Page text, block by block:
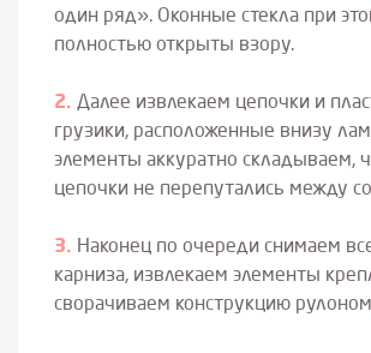
один ряд». Оконные стекла при
полностью открыты взору.
Далее извлекаем цепочки и
грузики, расположенные внизу
элементы аккуратно складываем,
цепочки не перепутались между
Наконец по очереди снимаем
карниза, извлекаем элементы
сворачиваем конструкцию